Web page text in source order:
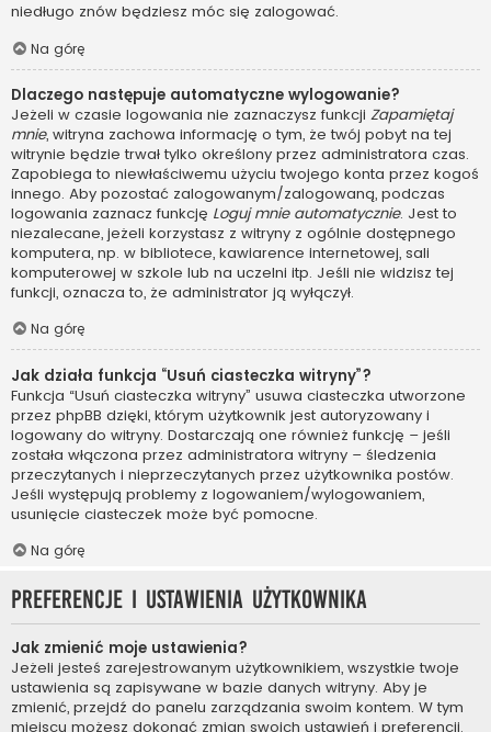
niedługo znów będziesz móc się zalogować.
Na górę
Dlaczego następuje automatyczne wylogowanie?
Jeżeli w czasie logowania nie zaznaczysz funkcji Zapamiętaj
mnie, witryna zachowa informację o tym, że twój pobyt na tej
witrynie będzie trwał tylko określony przez administratora czas.
Zapobiega to niewłaściwemu użyciu twojego konta przez kogoś
innego. Aby pozostać zalogowanym/zalogowaną, podczas
logowania zaznacz funkcję Loguj mnie automatycznie. Jest to
niezalecane, jeżeli korzystasz z witryny z ogólnie dostępnego
komputera, np. w bibliotece, kawiarence internetowej, sali
komputerowej w szkole lub na uczelni itp. Jeśli nie widzisz tej
funkcji, oznacza to, że administrator ją wyłączył.
Na górę
Jak działa funkcja “Usuń ciasteczka witryny”?
Funkcja “Usuń ciasteczka witryny” usuwa ciasteczka utworzone
przez phpBB dzięki, którym użytkownik jest autoryzowany i
logowany do witryny. Dostarczają one również funkcję – jeśli
została włączona przez administratora witryny – śledzenia
przeczytanych i nieprzeczytanych przez użytkownika postów.
Jeśli występują problemy z logowaniem/wylogowaniem,
usunięcie ciasteczek może być pomocne.
Na górę
Preferencje i ustawienia użytkownika
Jak zmienić moje ustawienia?
Jeżeli jesteś zarejestrowanym użytkownikiem, wszystkie twoje
ustawienia są zapisywane w bazie danych witryny. Aby je
zmienić, przejdź do panelu zarządzania swoim kontem. W tym
miejscu możesz dokonać zmian swoich ustawień i preferencji.